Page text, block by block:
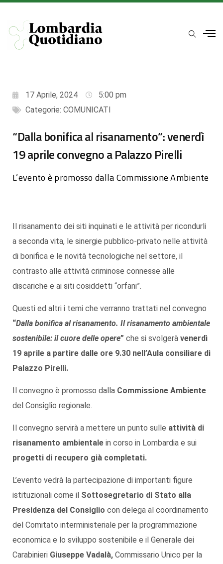
17 Aprile, 2024
5:00 pm
Categorie: COMUNICATI
“Dalla bonifica al risanamento”: venerdì
19 aprile convegno a Palazzo Pirelli
L’evento è promosso dalla Commissione Ambiente
Il risanamento dei siti inquinati e le attività per ricondurli
a seconda vita, le sinergie pubblico-privato nelle attività
di bonifica e le novità tecnologiche nel settore, il
contrasto alle attività criminose connesse alle
discariche e ai siti cosiddetti “orfani”.
Questi ed altri i temi che verranno trattati nel convegno
“Dalla bonifica al risanamento. Il risanamento ambientale
sostenibile: il cuore delle opere” che si svolgerà venerdì
19 aprile a partire dalle ore 9.30 nell’Aula consiliare di
Palazzo Pirelli.
Il convegno è promosso dalla Commissione Ambiente
del Consiglio regionale.
Il convegno servirà a mettere un punto sulle attività di
risanamento ambientale in corso in Lombardia e sui
progetti di recupero già completati.
L’evento vedrà la partecipazione di importanti figure
istituzionali come il Sottosegretario di Stato alla
Presidenza del Consiglio con delega al coordinamento
del Comitato interministeriale per la programmazione
economica e lo sviluppo sostenibile e il Generale dei
Carabinieri Giuseppe Vadalà, Commissario Unico per la